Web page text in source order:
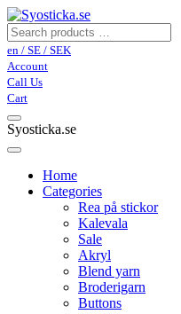
en / SE / SEK
Account
Call Us
Cart
Syosticka.se
Home
Categories
Rea på stickor
Kalevala
Sale
Akryl
Blend yarn
Broderigarn
Buttons